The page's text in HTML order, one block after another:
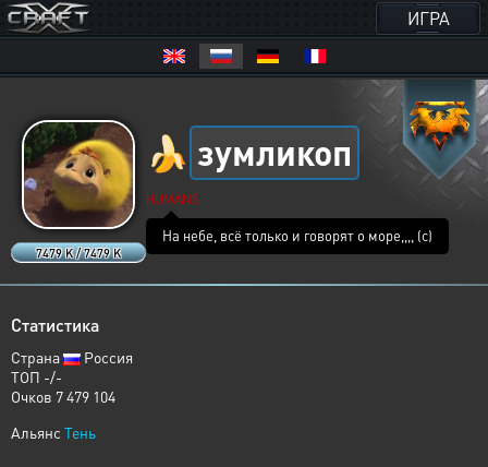
ИГРА
7479 K / 7479 K
🍌 зумликоп
HUMANS
На небе, всё только и говорят о море,,,, (с)
Статистика
Страна
Россия
ТОП -/-
Очков 7 479 104
Альянс Тень